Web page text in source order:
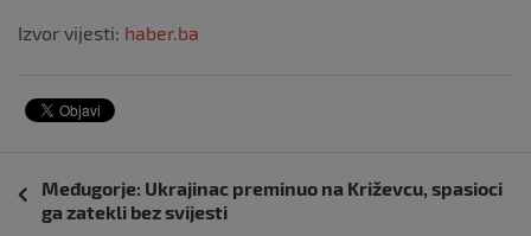
Izvor vijesti: haber.ba
objava
Međugorje: Ukrajinac preminuo na Križevcu, spasioci
ga zatekli bez svijesti